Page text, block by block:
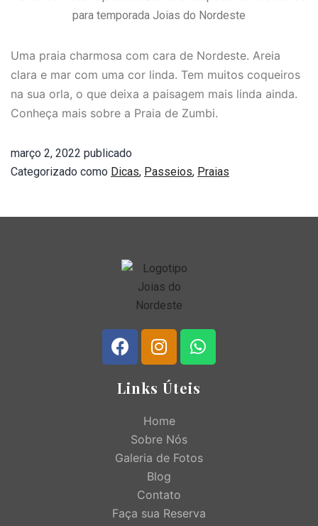
para temporada Joias do Nordeste
Uma praia charmosa com cara de Nordeste. Areia
clara e mar com uma cor linda. Tem muitos coqueiros
na sua orla, o que deixa a paisagem mais linda ainda.
Conheça mais sobre a Praia de Zumbi.
março 2, 2022 publicado
Categorizado como Dicas, Passeios, Praias
Links Úteis
Home
Sobre Nós
Galeria de Fotos
Blog
Contato
Faça sua Reserva